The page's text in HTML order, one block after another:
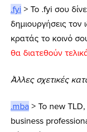
.fyi > Το .fyi σου
δημιουργήσεις
κρατάς το κοινό
θα διατεθούν
Άλλες σχετικές
.mba > Το new
business